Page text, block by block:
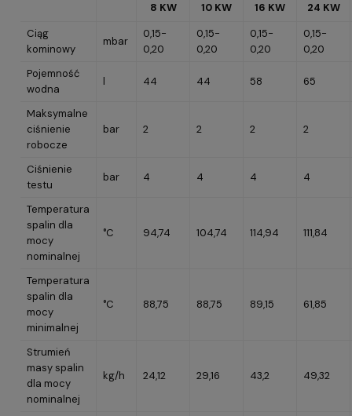
8 KW 10 KW 16 KW
24 KW
Ciąg
kominowy
mbar
0,15-
0,20
0,15-
0,20
0,15-
0,20
0,15-
0,20
Pojemność
wodna
l 44 44 58 65
Maksymalne
ciśnienie
robocze
bar 2 2 2 2
Ciśnienie
testu
bar 4 4 4 4
Temperatura
spalin dla
mocy
nominalnej
°C 94,74 104,74 114,94 111,84
Temperatura
spalin dla
mocy
minimalnej
°C 88,75 88,75 89,15 61,85
Strumień
masy spalin
dla mocy
nominalnej
kg/h 24,12 29,16 43,2 49,32